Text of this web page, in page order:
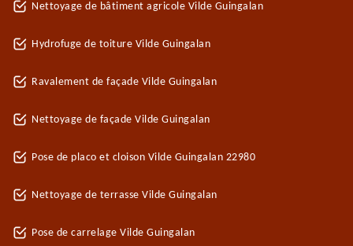
Nettoyage de bâtiment agricole Vilde Guingalan
Hydrofuge de toiture Vilde Guingalan
Ravalement de façade Vilde Guingalan
Nettoyage de façade Vilde Guingalan
Pose de placo et cloison Vilde Guingalan 22980
Nettoyage de terrasse Vilde Guingalan
Pose de carrelage Vilde Guingalan